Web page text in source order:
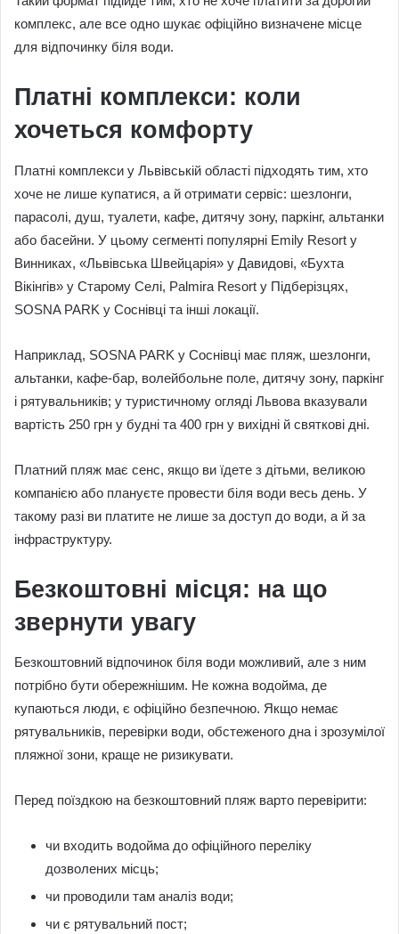
комплекс, але все одно шукає офіційно визначене місце
для відпочинку біля води.
Платні комплекси: коли
хочеться комфорту
Платні комплекси у Львівській області підходять тим, хто
хоче не лише купатися, а й отримати сервіс: шезлонги,
парасолі, душ, туалети, кафе, дитячу зону, паркінг, альтанки
або басейни. У цьому сегменті популярні Emily Resort у
Винниках, «Львівська Швейцарія» у Давидові, «Бухта
Вікінгів» у Старому Селі, Palmira Resort у Підберізцях,
SOSNA PARK у Соснівці та інші локації.
Наприклад, SOSNA PARK у Соснівці має пляж, шезлонги,
альтанки, кафе-бар, волейбольне поле, дитячу зону, паркінг
і рятувальників; у туристичному огляді Львова вказували
вартість 250 грн у будні та 400 грн у вихідні й святкові дні.
Платний пляж має сенс, якщо ви їдете з дітьми, великою
компанією або плануєте провести біля води весь день. У
такому разі ви платите не лише за доступ до води, а й за
інфраструктуру.
Безкоштовні місця: на що
звернути увагу
Безкоштовний відпочинок біля води можливий, але з ним
потрібно бути обережнішим. Не кожна водойма, де
купаються люди, є офіційно безпечною. Якщо немає
рятувальників, перевірки води, обстеженого дна і зрозумілої
пляжної зони, краще не ризикувати.
Перед поїздкою на безкоштовний пляж варто перевірити:
чи входить водойма до офіційного переліку
дозволених місць;
чи проводили там аналіз води;
чи є рятувальний пост;